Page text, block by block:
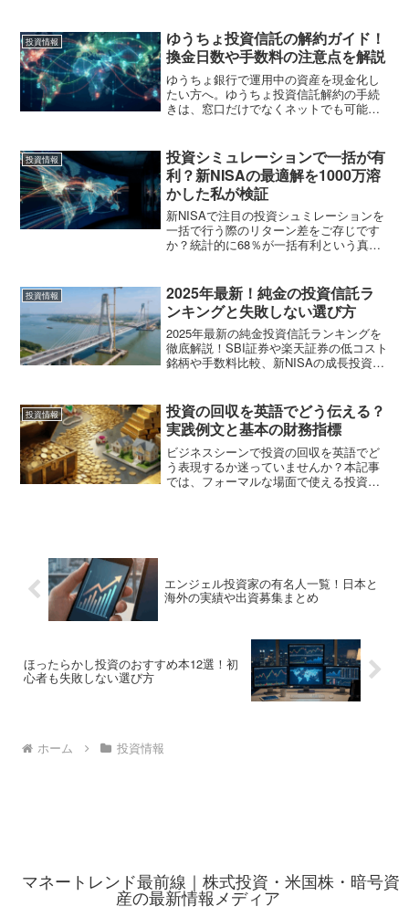
すく解説します。言葉の意味を正しく理
解して、失敗しないための投資知識を身
につけましょう。
投資情報
ゆうちょ投資信託の解約ガイド！
換金日数や手数料の注意点を解説
ゆうちょ銀行で運用中の資産を現金化し
たい方へ。ゆうちょ投資信託解約の手続
きは、窓口だけでなくネットでも可能で
す。また、ゆうちょ投資信託解約におけ
るNISAや相続の注意点も網羅し、失敗し
ない手続きを支援します。
投資情報
投資シミュレーションで一括が有
利？新NISAの最適解を1000万溶
かした私が検証
新NISAで注目の投資シュミレーションを
一括で行う際のリターン差をご存じです
か？統計的に68％が一括有利という真実
解を知り、1000万円溶かした私と後悔し
ない戦略を立てましょう。
投資情報
2025年最新！純金の投資信託ラ
ンキングと失敗しない選び方
2025年最新の純金投資信託ランキングを
徹底解説！SBI証券や楽天証券の低コスト
銘柄や手数料比較、新NISAの成長投資枠
金投資信託ランキングを知り、大切な資
産を賢く守る方法を学びましょう。
投資情報
投資の回収を英語でどう伝える？
実践例文と基本の財務指標
ビジネスシーンで投資の回収を英語でど
う表現するか迷っていませんか？本記事
では、フォーマルな場面で使える投資回
エンジェル投資家の有名人一覧！日本と
海外の実績や出資募集まとめ
ほったらかし投資のおすすめ本12選！初
心者も失敗しない選び方
ホーム 投資情報
マネートレンド最前線｜株式投資・米国株・暗号資
産の最新情報メディア